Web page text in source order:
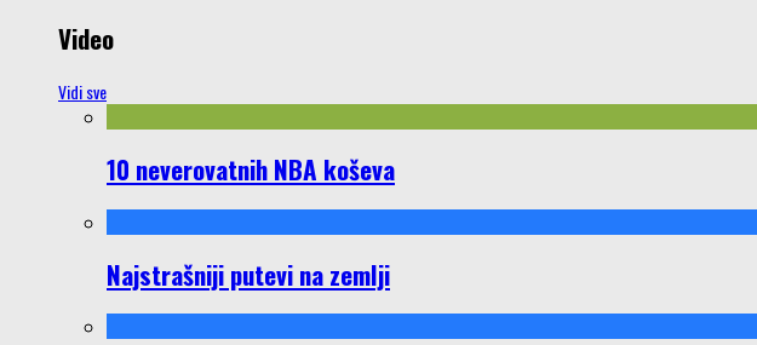
Video
Vidi sve
10 neverovatnih NBA koševa
Najstrašniji putevi na zemlji